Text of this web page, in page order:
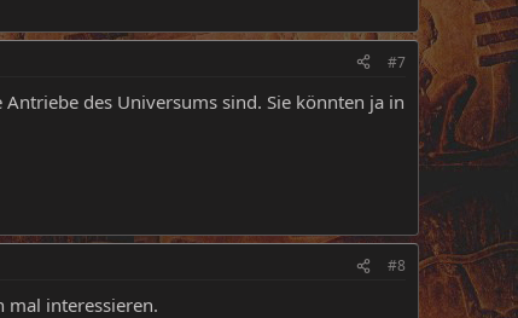
#7
des Universums sind. Sie könnten ja in
#8
mal interessieren.